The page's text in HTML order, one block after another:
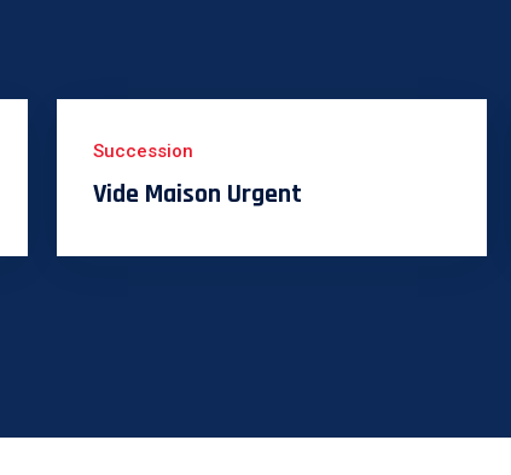
Succession
Vide Maison Urgent